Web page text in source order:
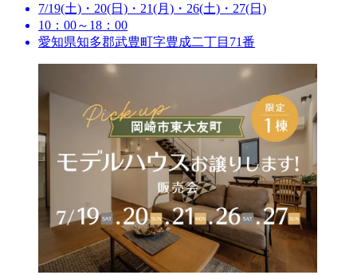
7/19(土)・20(日)・21(月)・26(土)・27(日)
10：00～18：00
愛知県知多郡武豊町字豊成二丁目71番